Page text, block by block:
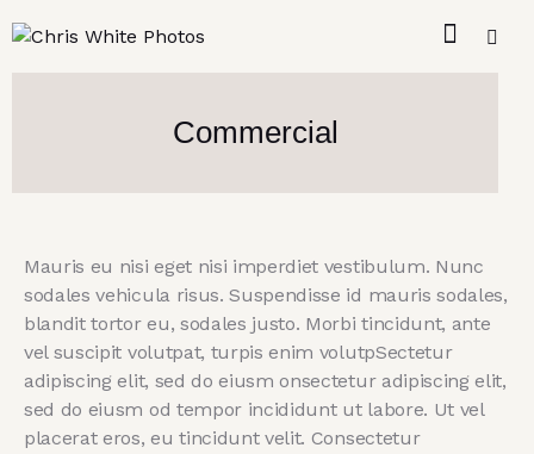
Commercial
Mauris eu nisi eget nisi imperdiet vestibulum. Nunc
sodales vehicula risus. Suspendisse id mauris sodales,
blandit tortor eu, sodales justo. Morbi tincidunt, ante
vel suscipit volutpat, turpis enim volutpSectetur
adipiscing elit, sed do eiusm onsectetur adipiscing elit,
sed do eiusm od tempor incididunt ut labore. Ut vel
placerat eros, eu tincidunt velit. Consectetur